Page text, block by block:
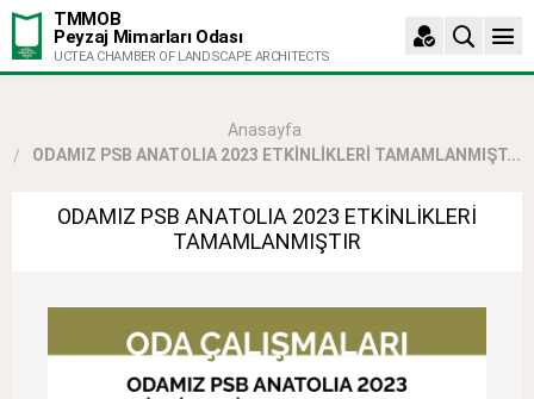
TMMOB
Peyzaj Mimarları Odası
UCTEA CHAMBER OF LANDSCAPE ARCHITECTS
Anasayfa
ODAMIZ PSB ANATOLIA 2023 ETKİNLİKLERİ TAMAMLANMIŞT...
ODAMIZ PSB ANATOLIA 2023 ETKİNLİKLERİ
TAMAMLANMIŞTIR